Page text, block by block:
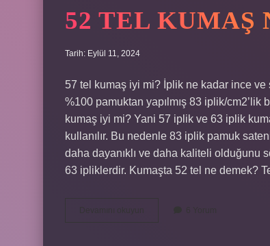
52 TEL KUMAŞ
Tarih: Eylül 11, 2024
57 tel kumaş iyi mi? İplik ne kadar ince
%100 pamuktan yapılmış 83 iplik/
kumaş iyi mi? Yani 57 iplik ve 63 iplik
kullanılır. Bu nedenle 83 iplik pamuk
daha dayanıklı ve daha kaliteli olduğunu
63 ipliklerdir. Kumaşta 52 tel ne demek?